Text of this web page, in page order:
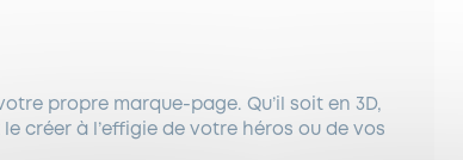
propre marque-page. Qu’il soit en 3D,
créer à l’effigie de votre héros ou de vos